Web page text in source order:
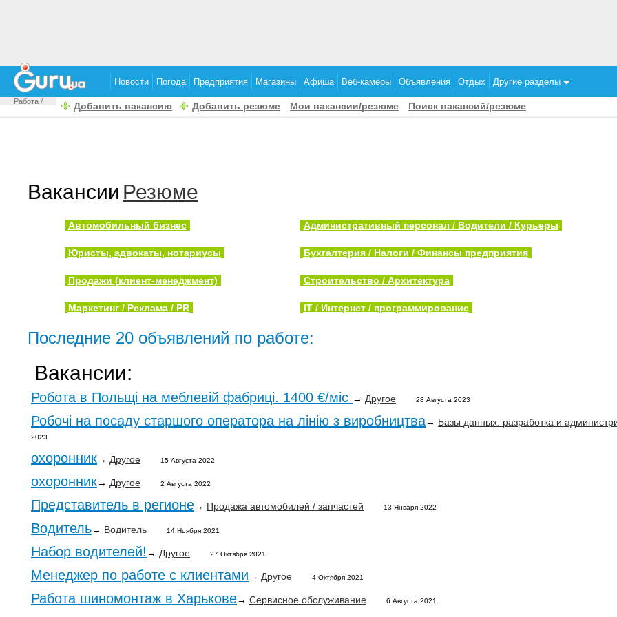
Новости Погода Предприятия Магазины Афиша Веб-камеры Объявления Отдых Другие разделы
Работа / Добавить вакансию Добавить резюме Мои вакансии/резюме Поиск вакансий/резюме
Вакансии Резюме
Автомобильный бизнес
Юристы, адвокаты, нотариусы
Продажи (клиент-менеджмент)
Маркетинг / Реклама / PR
Административный персонал / Водители / Курьеры
Бухгалтерия / Налоги / Финансы предприятия
Строительство / Архитектура
IT / Интернет / программирование
Последние 20 объявлений по работе:
Вакансии:
Робота в Польщі на меблевій фабриці. 1400 €/мiс → Другое 28 Августа 2023
Робочі на посаду старшого оператора на лінію з виробництва→ Базы данных: разработка и
2023
охоронник→ Другое 15 Августа 2022
охоронник→ Другое 2 Августа 2022
Представитель в регионе→ Продажа автомобилей / запчастей 13 Января 2022
Водитель→ Водитель 14 Ноября 2021
Набор водителей! → Другое 27 Октября 2021
Менеджер по работе с клиентами→ Другое 4 Октября 2021
Работа шиномонтаж в Харькове→ Сервисное обслуживание 6 Августа 2021